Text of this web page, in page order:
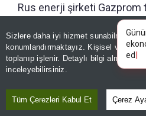
Sizlere daha iyi hizmet sunabilmek
konumlandırmaktayız. Kişisel
toplanıp işlenir. Detaylı bilgi almak için
inceleyebilirsiniz.
Tüm Çerezleri Kabul Et Çerez
Rus enerji şirketi Gazprom
yazılı açıklamada,
depolarının doluluk
değerlendirildi.
Europe verilerine göre
enjeksiyonunun giderek
belirtildi.
edin!